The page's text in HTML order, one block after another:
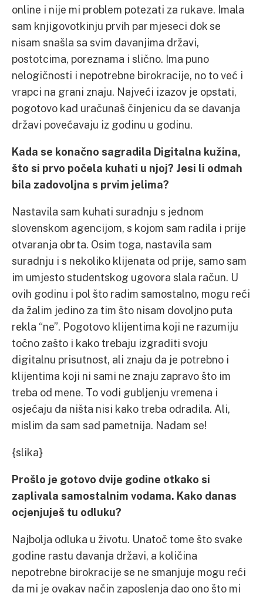
online i nije mi problem potezati za rukave. Imala
sam knjigovotkinju prvih par mjeseci dok se
nisam snašla sa svim davanjima državi,
postotcima, poreznama i slično. Ima puno
nelogičnosti i nepotrebne birokracije, no to već i
vrapci na grani znaju. Najveći izazov je opstati,
pogotovo kad uračunaš činjenicu da se davanja
državi povećavaju iz godinu u godinu.
Kada se konačno sagradila Digitalna kužina,
što si prvo počela kuhati u njoj? Jesi li odmah
bila zadovoljna s prvim jelima?
Nastavila sam kuhati suradnju s jednom
slovenskom agencijom, s kojom sam radila i prije
otvaranja obrta. Osim toga, nastavila sam
suradnju i s nekoliko klijenata od prije, samo sam
im umjesto studentskog ugovora slala račun. U
ovih godinu i pol što radim samostalno, mogu reći
da žalim jedino za tim što nisam dovoljno puta
rekla “ne”. Pogotovo klijentima koji ne razumiju
točno zašto i kako trebaju izgraditi svoju
digitalnu prisutnost, ali znaju da je potrebno i
klijentima koji ni sami ne znaju zapravo što im
treba od mene. To vodi gubljenju vremena i
osjećaju da ništa nisi kako treba odradila. Ali,
mislim da sam sad pametnija. Nadam se!
{slika}
Prošlo je gotovo dvije godine otkako si
zaplivala samostalnim vodama. Kako danas
ocjenjuješ tu odluku?
Najbolja odluka u životu. Unatoč tome što svake
godine rastu davanja državi, a količina
nepotrebne birokracije se ne smanjuje mogu reći
da mi je ovakav način zaposlenja dao ono što mi